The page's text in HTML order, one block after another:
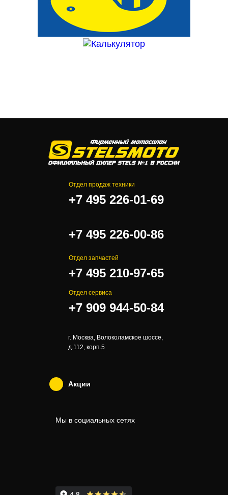
Отдел продаж техники
+7 495 226-01-69
+7 495 226-00-86
Отдел запчастей
+7 495 210-97-65
Отдел сервиса
+7 909 944-50-84
г. Москва, Волоколамское шоссе,
д.112, корп.5
Акции
Мы в социальных сетях